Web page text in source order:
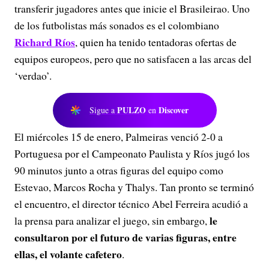
transferir jugadores antes que inicie el Brasileirao. Uno
de los futbolistas más sonados es el colombiano
Richard Ríos, quien ha tenido tentadoras ofertas de
equipos europeos, pero que no satisfacen a las arcas del
‘verdao’.
Sigue a PULZO en Discover
El miércoles 15 de enero, Palmeiras venció 2-0 a
Portuguesa por el Campeonato Paulista y Ríos jugó los
90 minutos junto a otras figuras del equipo como
Estevao, Marcos Rocha y Thalys. Tan pronto se terminó
el encuentro, el director técnico Abel Ferreira acudió a
la prensa para analizar el juego, sin embargo,le
consultaron por el futuro de varias figuras, entre
ellas, el volante cafetero.